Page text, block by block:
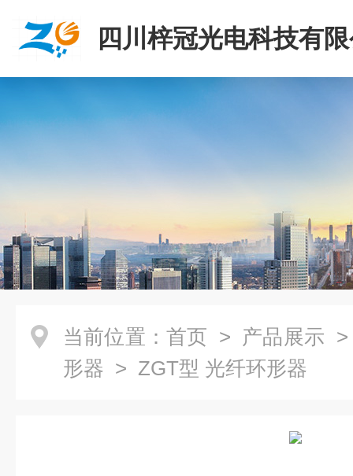
四川梓冠光电科技有
当前位置： 首页 > 产品展示
形器 > ZGT型 光纤环形器